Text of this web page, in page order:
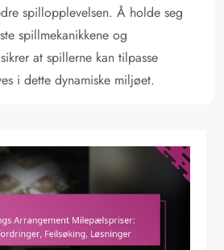
spillopplevelsen. Å holde seg
spillmekanikkene og
at spillerne kan tilpasse
i dette dynamiske miljøet.